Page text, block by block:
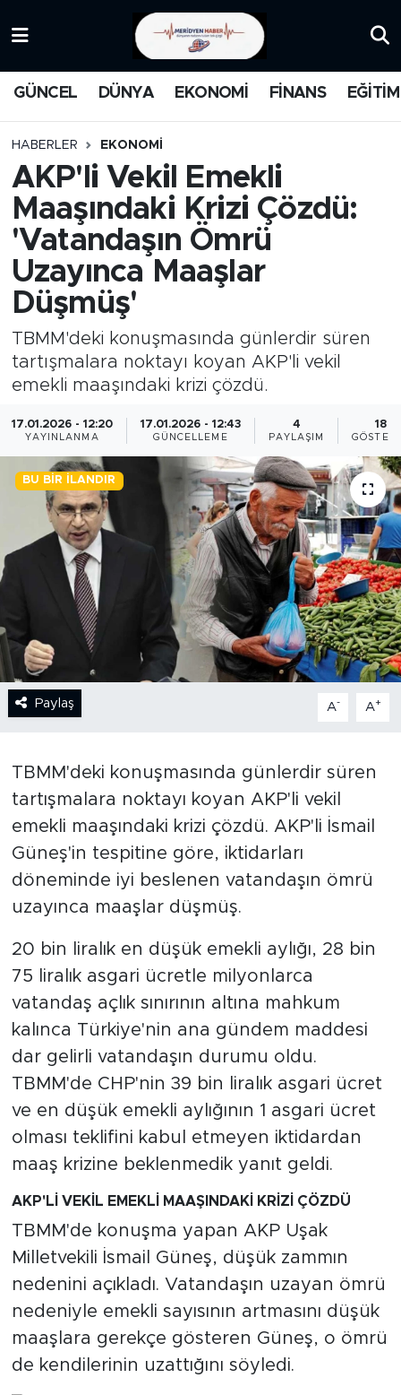
GÜNCEL DÜNYA EKONOMİ FİNANS EĞİTİM
HABERLER EKONOMİ
AKP'li Vekil Emekli
Maaşındaki Krizi Çözdü:
'Vatandaşın Ömrü
Uzayınca Maaşlar
Düşmüş'
TBMM'deki konuşmasında günlerdir süren
tartışmalara noktayı koyan AKP'li vekil
emekli maaşındaki krizi çözdü.
17.01.2026 - 12:20
YAYINLANMA
17.01.2026 - 12:43
GÜNCELLEME
4
PAYLAŞIM
18
BU BIR İLANDIR
Paylaş A- A+
TBMM'deki konuşmasında günlerdir süren
tartışmalara noktayı koyan AKP'li vekil
emekli maaşındaki krizi çözdü. AKP'li İsmail
Güneş'in tespitine göre, iktidarları
döneminde iyi beslenen vatandaşın ömrü
uzayınca maaşlar düşmüş.
20 bin liralık en düşük emekli aylığı, 28 bin
75 liralık asgari ücretle milyonlarca
vatandaş açlık sınırının altına mahkum
kalınca Türkiye'nin ana gündem maddesi
dar gelirli vatandaşın durumu oldu.
TBMM'de CHP'nin 39 bin liralık asgari ücret
ve en düşük emekli aylığının 1 asgari ücret
olması teklifini kabul etmeyen iktidardan
maaş krizine beklenmedik yanıt geldi.
AKP'Lİ VEKİL EMEKLİ MAAŞINDAKİ KRİZİ ÇÖZDÜ
TBMM'de konuşma yapan AKP Uşak
Milletvekili İsmail Güneş, düşük zammın
nedenini açıkladı. Vatandaşın uzayan ömrü
nedeniyle emekli sayısının artmasını düşük
maaşlara gerekçe gösteren Güneş, o ömrü
de kendilerinin uzattığını söyledi.
MEDYA
FİNANS
DÜNYA
GÜNCEL
KARİKATÜR
BİLİM-TEKNOLOJİ
RÖPÖRTAJ
ANALİZ
NOSTALJİ
KULİS
YAZARLAR
DİNİ
EKONOMİ
SPOR
KÜLTÜR SANAT
TARİHTEN GÜNÜMÜZE
TARİH
KADIN
SAĞLIK
SİYASET
MEDYA KÖŞESİ
FOTO GALERİ
VİDEOLAR
ALINTI YAZARLAR
Trafik Durumu
Süper Lig Puan Durumu ve Fikstür
Tüm Manşetler
Son Dakika Haberleri
Haber Arşivi